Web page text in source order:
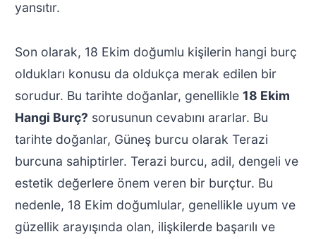
yansıtır.
Son olarak, 18 Ekim doğumlu kişilerin hangi burç
oldukları konusu da oldukça merak edilen bir
sorudur. Bu tarihte doğanlar, genellikle 18 Ekim
Hangi Burç? sorusunun cevabını ararlar. Bu
tarihte doğanlar, Güneş burcu olarak Terazi
burcuna sahiptirler. Terazi burcu, adil, dengeli ve
estetik değerlere önem veren bir burçtur. Bu
nedenle, 18 Ekim doğumlular, genellikle uyum ve
güzellik arayışında olan, ilişkilerde başarılı ve